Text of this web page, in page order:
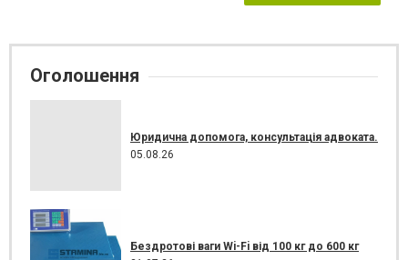
Оголошення
Юридична допомога, консультація адвоката.
05.08.26
Бездротові ваги Wi-Fi від 100 кг до 600 кг